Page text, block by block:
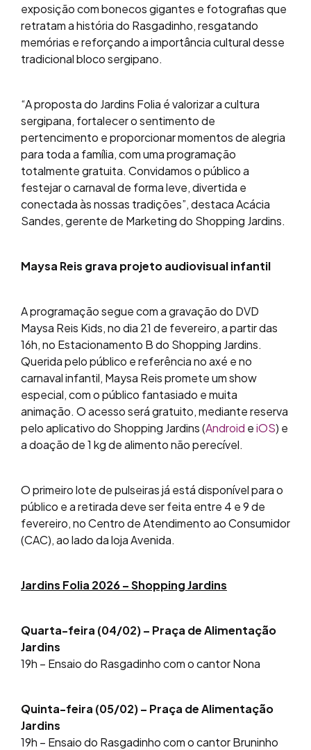
exposição com bonecos gigantes e fotografias que
retratam a história do Rasgadinho, resgatando
memórias e reforçando a importância cultural desse
tradicional bloco sergipano.
“A proposta do Jardins Folia é valorizar a cultura
sergipana, fortalecer o sentimento de
pertencimento e proporcionar momentos de alegria
para toda a família, com uma programação
totalmente gratuita. Convidamos o público a
festejar o carnaval de forma leve, divertida e
conectada às nossas tradições”, destaca Acácia
Sandes, gerente de Marketing do Shopping Jardins.
Maysa Reis grava projeto audiovisual infantil
A programação segue com a gravação do DVD
Maysa Reis Kids, no dia 21 de fevereiro, a partir das
16h, no Estacionamento B do Shopping Jardins.
Querida pelo público e referência no axé e no
carnaval infantil, Maysa Reis promete um show
especial, com o público fantasiado e muita
animação. O acesso será gratuito, mediante reserva
pelo aplicativo do Shopping Jardins (Android eiOS) e
a doação de 1 kg de alimento não perecível.
O primeiro lote de pulseiras já está disponível para o
público e a retirada deve ser feita entre 4 e 9 de
fevereiro, no Centro de Atendimento ao Consumidor
(CAC), ao lado da loja Avenida.
Jardins Folia 2026 – Shopping Jardins
Quarta-feira (04/02) – Praça de Alimentação
Jardins
19h – Ensaio do Rasgadinho com o cantor Nona
Quinta-feira (05/02) – Praça de Alimentação
Jardins
19h – Ensaio do Rasgadinho com o cantor Bruninho